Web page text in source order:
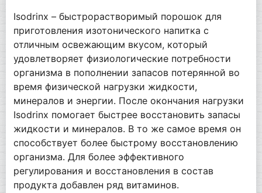
Isodrinx – быстрорастворимый порошок для
приготовления изотонического напитка с
отличным освежающим вкусом, который
удовлетворяет физиологические потребности
организма в пополнении запасов потерянной во
время физической нагрузки жидкости,
минералов и энергии. После окончания нагрузки
Isodrinx помогает быстрее восстановить запасы
жидкости и минералов. В то же самое время он
способствует более быстрому восстановлению
организма. Для более эффективного
регулирования и восстановления в состав
продукта добавлен ряд витаминов.